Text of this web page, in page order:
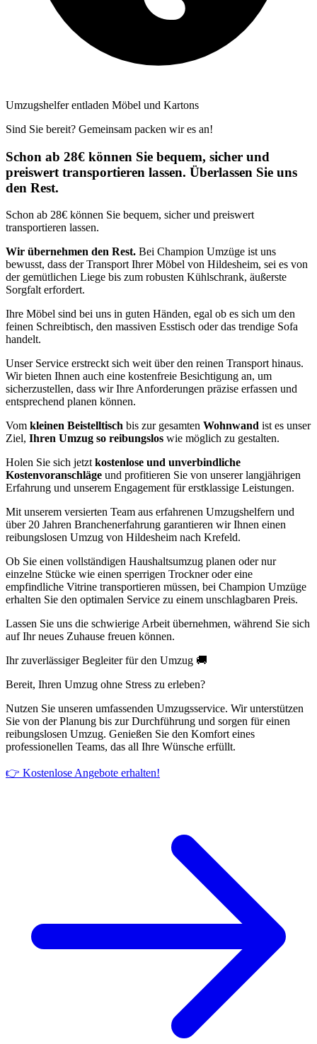
Umzugshelfer entladen Möbel und Kartons
Sind Sie bereit? Gemeinsam packen wir es an!
Schon ab 28€ können Sie bequem, sicher und
preiswert transportieren lassen. Überlassen Sie uns
den Rest.
Schon ab 28€ können Sie bequem, sicher und preiswert
transportieren lassen.
Wir übernehmen den Rest. Bei Champion Umzüge ist uns
bewusst, dass der Transport Ihrer Möbel von Hildesheim, sei es von
der gemütlichen Liege bis zum robusten Kühlschrank, äußerste
Sorgfalt erfordert.
Ihre Möbel sind bei uns in guten Händen, egal ob es sich um den
feinen Schreibtisch, den massiven Esstisch oder das trendige Sofa
handelt.
Unser Service erstreckt sich weit über den reinen Transport hinaus.
Wir bieten Ihnen auch eine kostenfreie Besichtigung an, um
sicherzustellen, dass wir Ihre Anforderungen präzise erfassen und
entsprechend planen können.
Vom kleinen Beistelltisch bis zur gesamten Wohnwand ist es unser
Ziel, Ihren Umzug so reibungslos wie möglich zu gestalten.
Holen Sie sich jetzt kostenlose und unverbindliche
Kostenvoranschläge und profitieren Sie von unserer langjährigen
Erfahrung und unserem Engagement für erstklassige Leistungen.
Mit unserem versierten Team aus erfahrenen Umzugshelfern und
über 20 Jahren Branchenerfahrung garantieren wir Ihnen einen
reibungslosen Umzug von Hildesheim nach Krefeld.
Ob Sie einen vollständigen Haushaltsumzug planen oder nur
einzelne Stücke wie einen sperrigen Trockner oder eine
empfindliche Vitrine transportieren müssen, bei Champion Umzüge
erhalten Sie den optimalen Service zu einem unschlagbaren Preis.
Lassen Sie uns die schwierige Arbeit übernehmen, während Sie sich
auf Ihr neues Zuhause freuen können.
Ihr zuverlässiger Begleiter für den Umzug 🚚
Bereit, Ihren Umzug ohne Stress zu erleben?
Nutzen Sie unseren umfassenden Umzugsservice. Wir unterstützen
Sie von der Planung bis zur Durchführung und sorgen für einen
reibungslosen Umzug. Genießen Sie den Komfort eines
professionellen Teams, das all Ihre Wünsche erfüllt.
👉 Kostenlose Angebote erhalten!